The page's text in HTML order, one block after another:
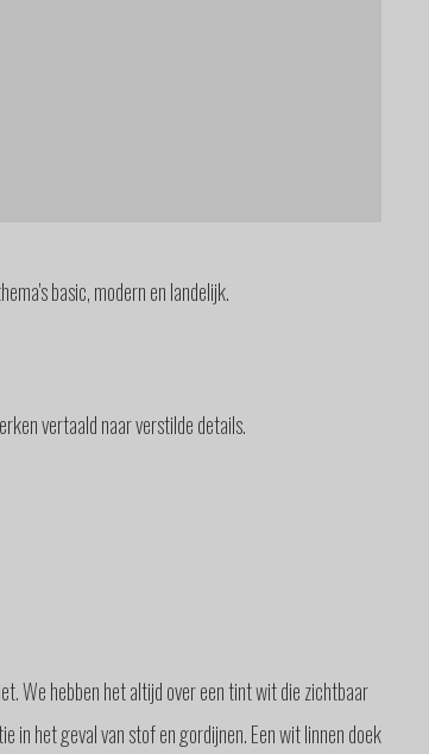
basic, modern en landelijk.
vertaald naar verstilde details.
We hebben het altijd over een tint wit die zichtbaar
het geval van stof en gordijnen. Een wit linnen doek